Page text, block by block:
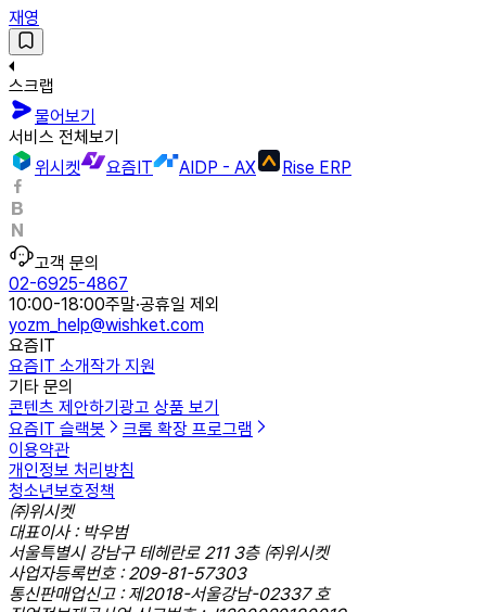
재영
스크랩
물어보기
서비스 전체보기
위시켓
요즘IT AIDP - AX Rise ERP
고객 문의
02-6925-4867
10:00-18:00주말·공휴일 제외
yozm_help@wishket.com
요즘IT
요즘IT 소개작가 지원
기타 문의
콘텐츠 제안하기 광고 상품 보기
요즘IT 슬랙봇
크롬 확장 프로그램
이용약관
개인정보 처리방침
청소년보호정책
㈜위시켓
대표이사 : 박우범
서울특별시 강남구 테헤란로 211 3층 ㈜위시켓
사업자등록번호 : 209-81-57303
통신판매업신고 : 제2018-서울강남-02337 호